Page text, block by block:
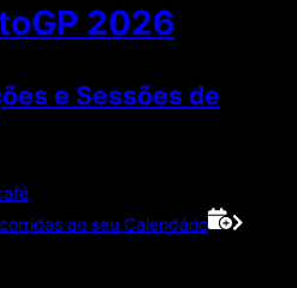
2026
e Sessões de
ao seu Calendário